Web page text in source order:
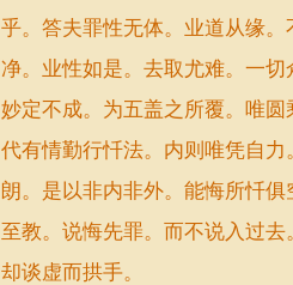
乎。答夫罪性无体。业道从缘
净。业性如是。去取尤难。一
妙定不成。为五盖之所覆。唯
代有情勤行忏法。内则唯凭自
朗。是以非内非外。能悔所忏
至教。说悔先罪。而不说入过
却谈虚而拱手。